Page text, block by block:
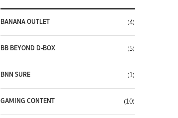
BANANA OUTLET (4)
BB BEYOND D-BOX (5)
BNN SURE (1)
GAMING CONTENT (10)